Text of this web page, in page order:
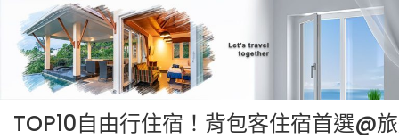
content
TOP10自由行住宿！背包客住宿首選@